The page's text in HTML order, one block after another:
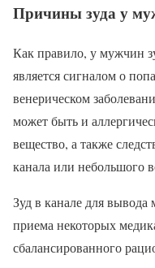
Причины зуда у
Как правило, у мужчин
является сигналом о
венерическом
может быть и
вещество, а также
канала или небольшого
Зуд в канале для вывода
приема некоторых
сбалансированного